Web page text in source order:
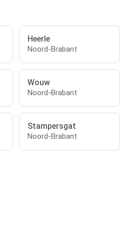
Heerle
Noord-Brabant
Wouw
Noord-Brabant
Stampersgat
Noord-Brabant